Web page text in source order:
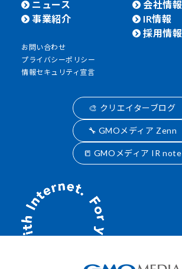
ニュース
事業紹介
会社情報
IR情報
採用情報
お問い合わせ
プライバシーポリシー
情報セキュリティ宣言
🎨 クリエイターブログ
🔧 GMOメディア Zenn
📒 GMOメディア IR note